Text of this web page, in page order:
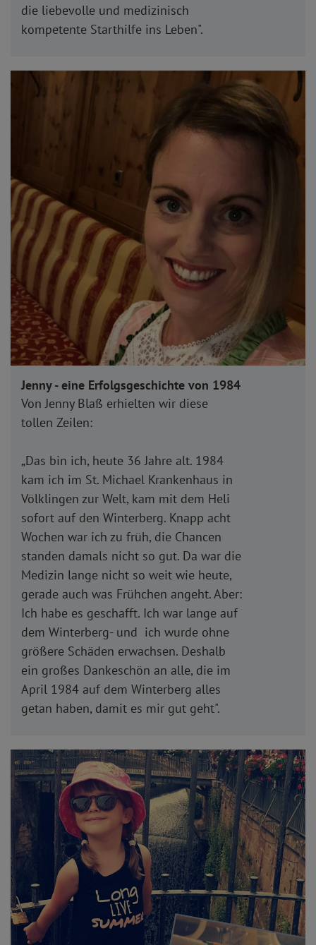
die liebevolle und medizinisch
kompetente Starthilfe ins Leben".
Jenny - eine Erfolgsgeschichte von 1984
Von Jenny Blaß erhielten wir diese
tollen Zeilen:
„Das bin ich, heute 36 Jahre alt. 1984
kam ich im St. Michael Krankenhaus in
Völklingen zur Welt, kam mit dem Heli
sofort auf den Winterberg. Knapp acht
Wochen war ich zu früh, die Chancen
standen damals nicht so gut. Da war die
Medizin lange nicht so weit wie heute,
gerade auch was Frühchen angeht. Aber:
Ich habe es geschafft. Ich war lange auf
dem Winterberg- und ich wurde ohne
größere Schäden erwachsen. Deshalb
ein großes Dankeschön an alle, die im
April 1984 auf dem Winterberg alles
getan haben, damit es mir gut geht".